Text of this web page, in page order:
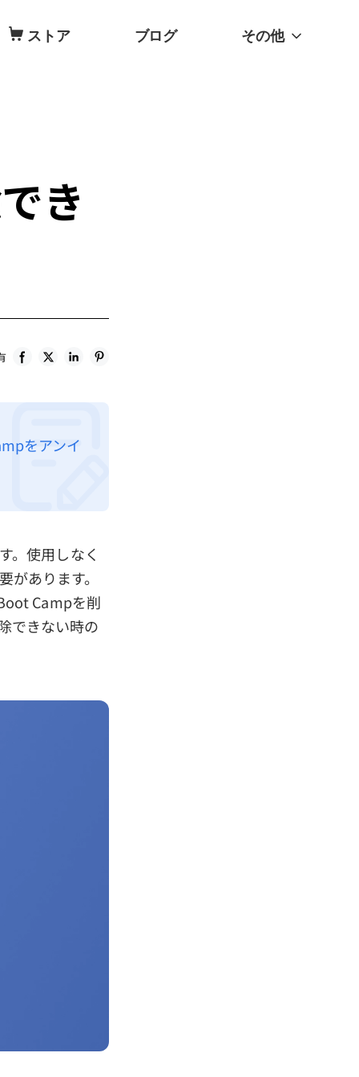
ストア ブログ その他
き
をアンイ
。使用しなく
あります。
Campを削
できない時の